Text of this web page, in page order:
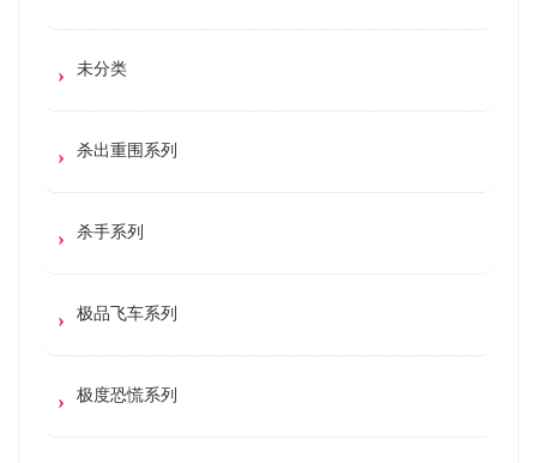
未分类
杀出重围系列
杀手系列
极品飞车系列
极度恐慌系列